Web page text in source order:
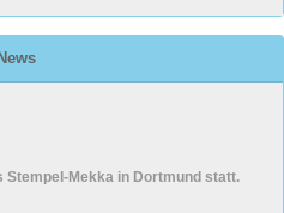
News
Stempel-Mekka in Dortmund statt.